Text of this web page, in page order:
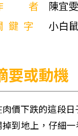
者
陳宜
鍵字
小白
要或動機
肉價下跌的這段
掉到地上，仔細